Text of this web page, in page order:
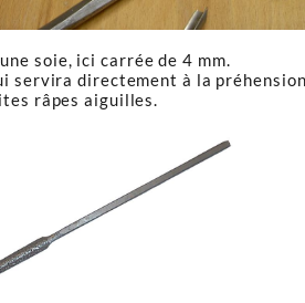
soie, ici carrée de 4 mm.
servira directement à la
râpes aiguilles.